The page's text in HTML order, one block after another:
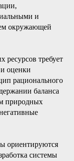
и
окружающей
ресурсов требует
оценки
рационального
баланса
природных
ориентируются
системы